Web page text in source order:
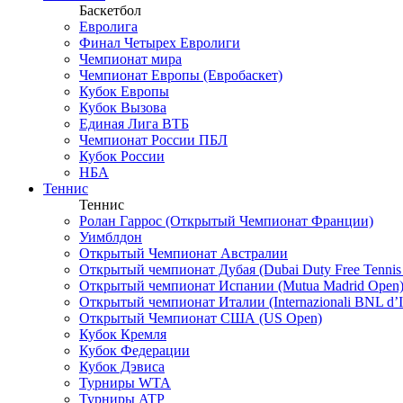
Баскетбол
Евролига
Финал Четырех Евролиги
Чемпионат мира
Чемпионат Европы (Евробаскет)
Кубок Европы
Кубок Вызова
Единая Лига ВТБ
Чемпионат России ПБЛ
Кубок России
НБА
Теннис
Теннис
Ролан Гаррос (Открытый Чемпионат Франции)
Уимблдон
Открытый Чемпионат Австралии
Открытый чемпионат Дубая (Dubai Duty Free Tennis
Открытый чемпионат Испании (Mutua Madrid Open)
Открытый чемпионат Италии (Internazionali BNL
Открытый Чемпионат США (US Open)
Кубок Кремля
Кубок Федерации
Кубок Дэвиса
Турниры WTA
Турниры ATP